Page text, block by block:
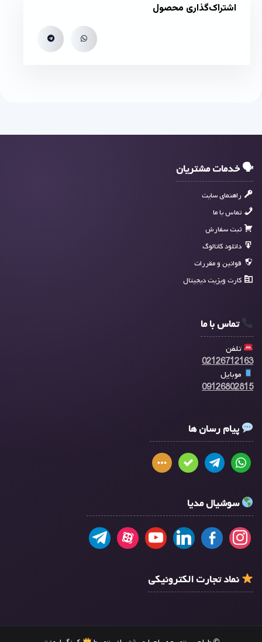
اشتراک‌گذاری محصول
🗣 خدمات مشتریان
راهنمای سایت
تماس با ما
ثبت سفارش
دانلود کاتالوگ
قوانین و مقررات
کارت ویزیت دیجیتال
تماس با ما
تلفن
02126712163
موبایل
09126802815
پیام رسان ها
سوشیال مدیا
نماد تجارت الکترونیکی